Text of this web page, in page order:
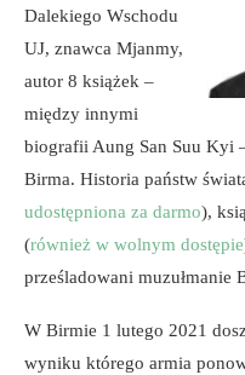
Dalekiego Wschodu
UJ, znawca Mjanmy,
autor 8 książek –
między innymi
biografii Aung San Suu Kyi
Birma. Historia państw
udostępniona za darmo),
(również w wolnym dostępie
prześladowani muzułmanie
W Birmie 1 lutego 2021
wyniku którego armia